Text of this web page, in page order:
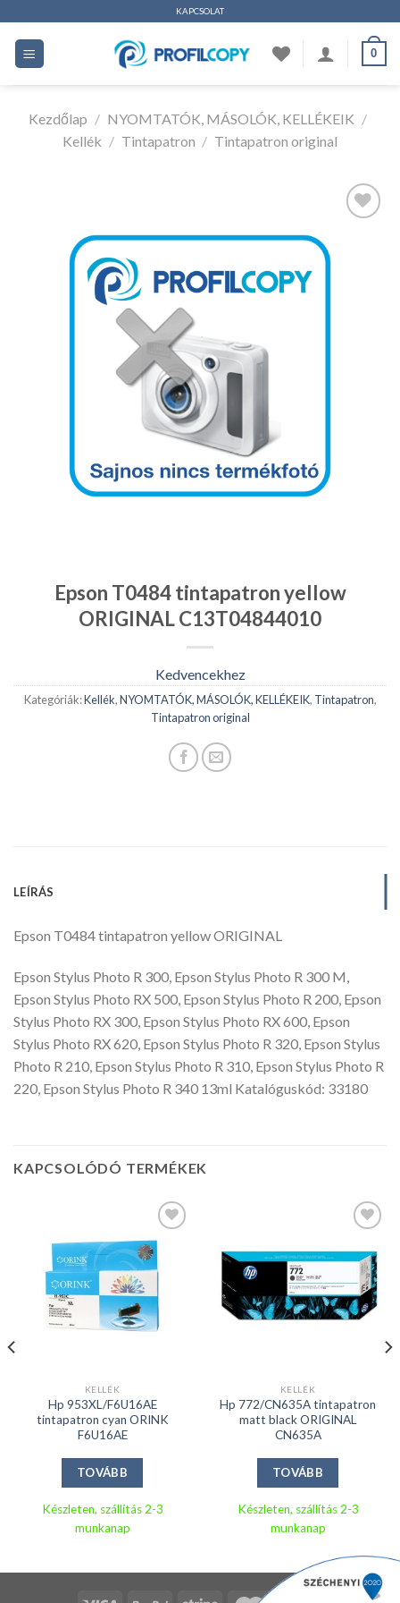
tartalomhoz
KAPCSOLAT
0
Kezdőlap / NYOMTATÓK, MÁSOLÓK, KELLÉKEIK /
Kellék / Tintapatron / Tintapatron original
Kedvencekhez
Epson T0484 tintapatron yellow
ORIGINAL C13T04844010
Kedvencekhez
Kategóriák:Kellék,NYOMTATÓK, MÁSOLÓK, KELLÉKEIK, Tintapatron,
Tintapatron original
LEÍRÁS
Epson T0484 tintapatron yellow ORIGINAL
Epson Stylus Photo R 300, Epson Stylus Photo R 300 M,
Epson Stylus Photo RX 500, Epson Stylus Photo R 200, Epson
Stylus Photo RX 300, Epson Stylus Photo RX 600, Epson
Stylus Photo RX 620, Epson Stylus Photo R 320, Epson Stylus
Photo R 210, Epson Stylus Photo R 310, Epson Stylus Photo R
220, Epson Stylus Photo R 340 13ml Katalóguskód: 33180
KAPCSOLÓDÓ TERMÉKEK
Kedvencekhez
KELLÉK
Hp 953XL/F6U16AE
tintapatron cyan ORINK
F6U16AE
TOVÁBB
Készleten, szállítás 2-3
munkanap
KELLÉK
Hp 772/CN635A tintapatron
matt black ORIGINAL
CN635A
TOVÁBB
Készleten, szállítás 2-3
munkanap